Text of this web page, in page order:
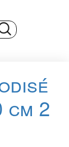
2